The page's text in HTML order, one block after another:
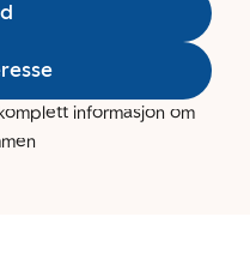
informasjon om